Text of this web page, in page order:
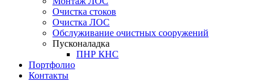
Очистка стоков
Очистка ЛОС
Обслуживание очистных сооружений
Пусконаладка
ПНР КНС
Портфолио
Контакты